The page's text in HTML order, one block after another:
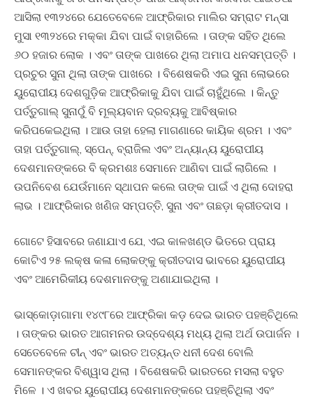
ଆସିଲା ୧୩୨୪ରେ ଯେତେବେଳେ ଆଫ୍ରିକାର ମାଲିର ସମ୍ରାଟ ମନ୍‍ସା
ମୁସା ୧୩୨୪ରେ ମକ୍କା ଯିବା ପାଇଁ ବାହାରିଲେ । ତାଙ୍କ ସହିତ ଥିଲେ
୬୦ ହଜାର ଲୋକ । ଏବଂ ତାଙ୍କ ପାଖରେ ଥିଲା ଅମାପ ଧନସମ୍ପତ୍ତି ।
ପ୍ରଚୁର ସୁନା ଥିଲା ତାଙ୍କ ପାଖରେ । ବିଶେଷକରି ଏଇ ସୁନା ଲୋଭରେ
ୟୁରୋପୀୟ ଦେଶଗୁଡ଼ିକ ଆଫ୍ରିକାକୁ ଯିବା ପାଇଁ ଚାହୁଁଥିଲେ । କିନ୍ତୁ
ପର୍ତ୍ତୁଗାଲ୍‍ ସୁନାଠୁଁ ବି ମୂଲ୍ୟବାନ ଦ୍ରବ୍ୟକୁ ଆବିଷ୍କାର
କରିପକେଇଥିଲା । ଆଉ ତାହା ହେଲା ମାଗଣାରେ କାୟିକ ଶ୍ରମ । ଏବଂ
ତାହା ପର୍ତ୍ତୁଗାଲ୍‍, ସ୍ପେନ୍‍, ବ୍ରାଜିଲ ଏବଂ ଅନ୍ୟାନ୍ୟ ୟୁରୋପୀୟ
ଦେଶମାନଙ୍କରେ ବି କ୍ରମଶଃ ସେମାନେ ଆଣିବା ପାଇଁ ଲାଗିଲେ ।
ଉପନିବେଶ ଯେଉଁମାନେ ସ୍ଥାପନ କଲେ ତାଙ୍କ ପାଇଁ ଏ ଥିଲା ଦୋହରା
ଲାଭ । ଆଫ୍ରିକାର ଖଣିଜ ସମ୍ପତ୍ତି, ସୁନା ଏବଂ ତାଛଡ଼ା କ୍ରୀତଦାସ ।
ଗୋଟେ ହିସାବରେ ଜଣାଯାଏ ଯେ, ଏଇ କାଳଖଣ୍ଡ ଭିତରେ ପ୍ରାୟ
କୋଟିଏ ୨୫ ଲକ୍ଷ କଳା ଲୋକଙ୍କୁ କ୍ରୀତଦାସ ଭାବରେ ୟୁରୋପୀୟ
ଏବଂ ଆମେରିକୀୟ ଦେଶମାନଙ୍କୁ ଅଣାଯାଇଥିଲା ।
ଭାସ୍କୋଡ଼ାଗାମା ୧୪୯୮ରେ ଆଫ୍ରିକା କଡ଼ ଦେଇ ଭାରତ ପହଞ୍ଚିଥିଲେ
। ତାଙ୍କର ଭାରତ ଆଗମନର ଉଦ୍ଦେଶ୍ୟ ମଧ୍ୟ ଥିଲା ଅର୍ଥ ଉପାର୍ଜନ ।
ସେତେବେଳେ ଚୀନ୍‍ ଏବଂ ଭାରତ ଅତ୍ୟନ୍ତ ଧନୀ ଦେଶ ବୋଲି
ସେମାନଙ୍କର ବିଶ୍ୱାସ ଥିଲା । ବିଶେଷକରି ଭାରତରେ ମସଲା ବହୁତ
ମିଳେ । ଏ ଖବର ୟୁରୋପୀୟ ଦେଶମାନଙ୍କରେ ପହଞ୍ଚିଥିଲା ଏବଂ